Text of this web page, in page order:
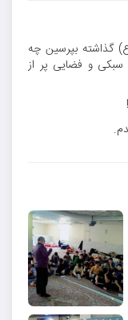
گذاشته بپرسین چه
و فضایی پر از